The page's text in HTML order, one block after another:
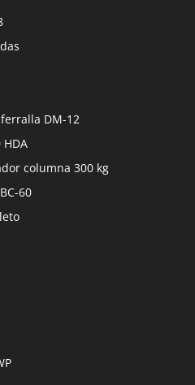
DM-12
columna 300 kg
60